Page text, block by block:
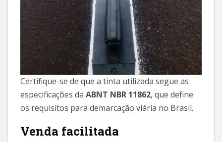
Certifique-se de que a tinta utilizada segue as
especificações da ABNT NBR 11862, que define
os requisitos para demarcação viária no Brasil.
Venda facilitada